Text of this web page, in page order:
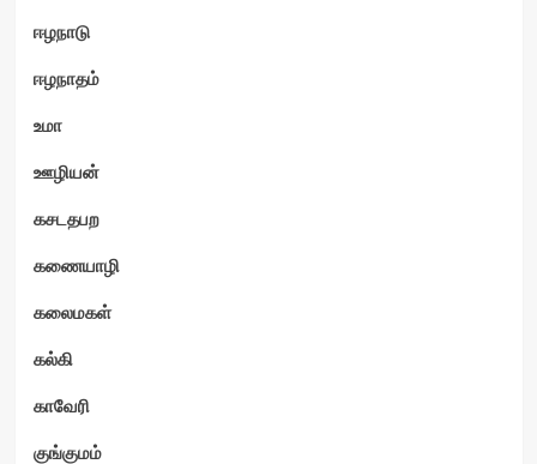
ஈழநாடு
ஈழநாதம்
உமா
ஊழியன்
கசடதபற
கணையாழி
கலைமகள்
கல்கி
காவேரி
குங்குமம்